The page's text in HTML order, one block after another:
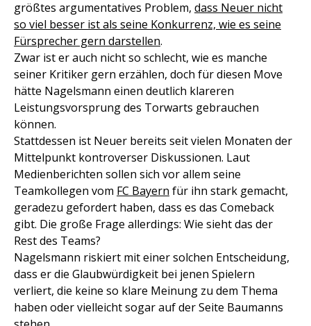
größtes argumentatives Problem, dass Neuer nicht
so viel besser ist als seine Konkurrenz, wie es seine
Fürsprecher gern darstellen.
Zwar ist er auch nicht so schlecht, wie es manche
seiner Kritiker gern erzählen, doch für diesen Move
hätte Nagelsmann einen deutlich klareren
Leistungsvorsprung des Torwarts gebrauchen
können.
Stattdessen ist Neuer bereits seit vielen Monaten der
Mittelpunkt kontroverser Diskussionen. Laut
Medienberichten sollen sich vor allem seine
Teamkollegen vom FC Bayern für ihn stark gemacht,
geradezu gefordert haben, dass es das Comeback
gibt. Die große Frage allerdings: Wie sieht das der
Rest des Teams?
Nagelsmann riskiert mit einer solchen Entscheidung,
dass er die Glaubwürdigkeit bei jenen Spielern
verliert, die keine so klare Meinung zu dem Thema
haben oder vielleicht sogar auf der Seite Baumanns